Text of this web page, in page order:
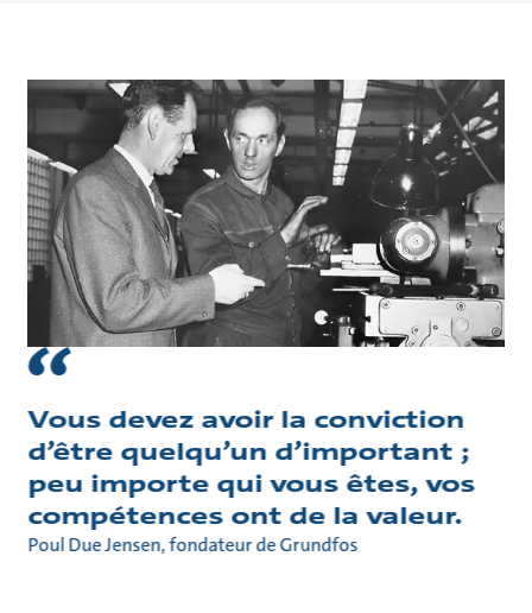
Vous devez avoir la conviction
d’être quelqu’un d’important ;
peu importe qui vous êtes, vos
compétences ont de la valeur.
Poul Due Jensen, fondateur de Grundfos